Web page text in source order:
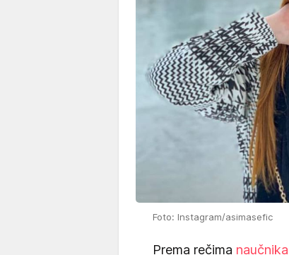
Foto: Instagram/asimasefic
Prema rečima naučnika